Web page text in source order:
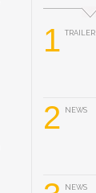
1 TRAILER
2 NEWS
NEWS